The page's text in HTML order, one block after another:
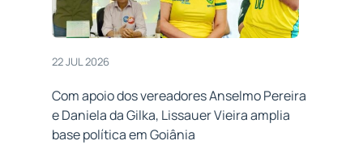
22 JUL 2026
Com apoio dos vereadores Anselmo Pereira
e Daniela da Gilka, Lissauer Vieira amplia
base política em Goiânia